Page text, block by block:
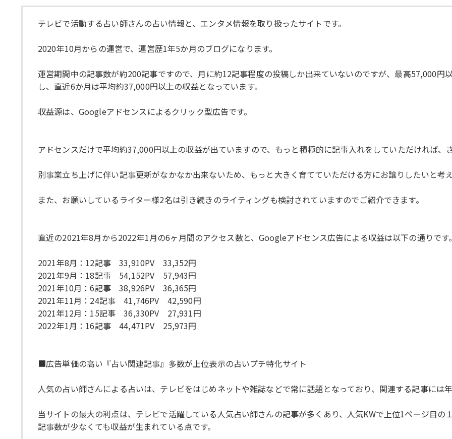
テレビで活動する占い師さんの占い情報と、エンタメ情報を取り扱ったサイトです。
2020年10月からの運営で、運営歴1年5か月のブログになります。
運営期間中の記事数が約200記事ですので、月に約12記事程度の投稿しか出来ていないのですが、最高57,000円
し、直近6か月は平均約37,000円以上の収益となっています。
収益源は、Googleアドセンスによるクリック型広告です。
アドセンスだけで平均約37,000円以上の収益が出ていますので、もっと積極的に記事入れをしていただければ、
別事業立ち上げに伴い記事更新がなかなか出来ないため、もっと大きく育てていただける方にお譲りしたいと考え
また、お願いしているライター様2名は引き続きのライティングも検討されていますのでご紹介できます。
直近の2021年8月から2022年1月の6ヶ月間のアクセス数と、Googleアドセンス広告による収益は以下の通りです。
2021年8月：12記事 33,910PV 33,352円
2021年9月：18記事 54,152PV 57,943円
2021年10月：6記事 38,926PV 36,365円
2021年11月：24記事 41,746PV 42,590円
2021年12月：15記事 36,330PV 27,931円
2022年1月：16記事 44,471PV 25,973円
■広告単価の高い『占い関連記事』多数が上位表示の占いプチ特化サイト
人気の占い師さんによる占いは、テレビをはじめネットや雑誌などで常に話題となっており、関連する記事には
当サイトの最大の利点は、テレビで活躍している人気占い師さんの記事が多くあり、人気KWで上位1ページ目の
記事数が少なくても収益が生まれている点です。